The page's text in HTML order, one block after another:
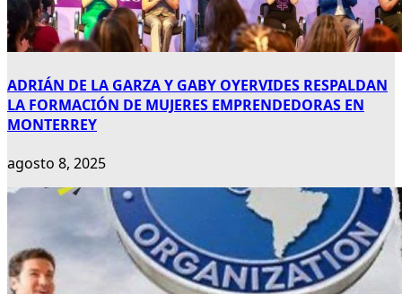
ADRIÁN DE LA GARZA Y GABY OYERVIDES RESPALDAN
LA FORMACIÓN DE MUJERES EMPRENDEDORAS EN
MONTERREY
agosto 8, 2025